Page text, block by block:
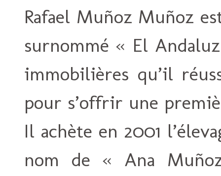
Rafael Muñoz Muñoz
surnommé « El
immobilières qu’il
pour s’offrir une
Il achète en 2001
nom de « Ana